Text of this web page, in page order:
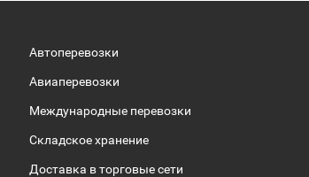
Автоперевозки
Авиаперевозки
Международные перевозки
Складское хранение
Доставка в торговые сети